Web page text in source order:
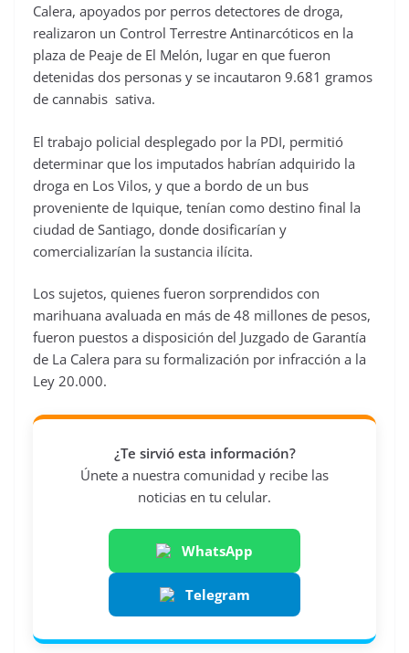
Calera, apoyados por perros detectores de droga,
realizaron un Control Terrestre Antinarcóticos en la
plaza de Peaje de El Melón, lugar en que fueron
detenidas dos personas y se incautaron 9.681 gramos
de cannabis sativa.
El trabajo policial desplegado por la PDI, permitió
determinar que los imputados habrían adquirido la
droga en Los Vilos, y que a bordo de un bus
proveniente de Iquique, tenían como destino final la
ciudad de Santiago, donde dosificarían y
comercializarían la sustancia ilícita.
Los sujetos, quienes fueron sorprendidos con
marihuana avaluada en más de 48 millones de pesos,
fueron puestos a disposición del Juzgado de Garantía
de La Calera para su formalización por infracción a la
Ley 20.000.
¿Te sirvió esta información?
Únete a nuestra comunidad y recibe las
noticias en tu celular.
WhatsApp
Telegram